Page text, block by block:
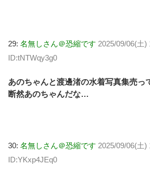
29: 名無しさん＠恐縮です 2025/09/06(土)
ID:tNTWqy3g0
あのちゃんと渡邊渚の水着写真集売っ
断然あのちゃんだな…
30: 名無しさん＠恐縮です 2025/09/06(土)
ID:YKxp4JEq0